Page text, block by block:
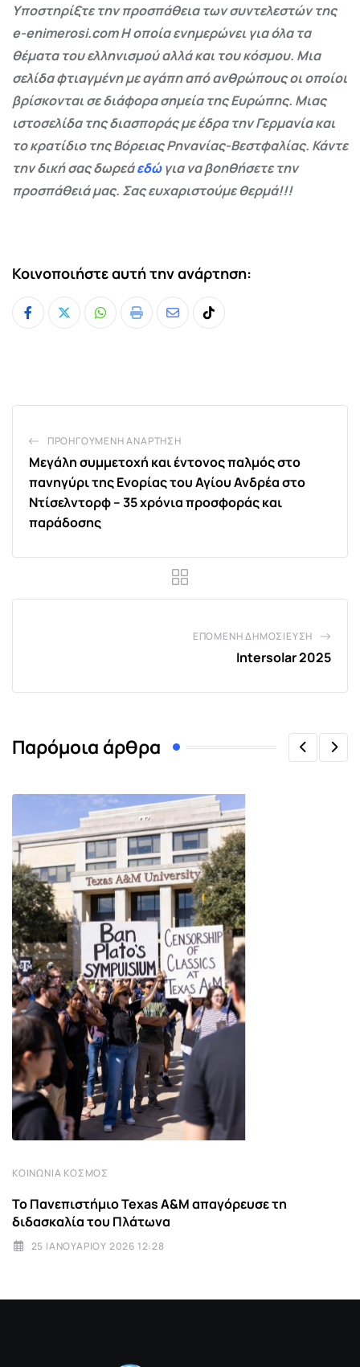
Υποστηρίξτε την προσπάθεια των συντελεστών της
e-enimerosi.com Η οποία ενημερώνει για όλα τα
θέματα του ελληνισμού αλλά και του κόσμου. Μια
σελίδα φτιαγμένη με αγάπη από ανθρώπους οι οποίοι
βρίσκονται σε διάφορα σημεία της Ευρώπης. Μιας
ιστοσελίδα της διασποράς με έδρα την Γερμανία και
το κρατίδιο της Βόρειας Ρηνανίας-Βεστφαλίας. Κάντε
την δική σας δωρεάεδώγια να βοηθήσετε την
προσπάθειά μας. Σας ευχαριστούμε θερμά!!!
Κοινοποιήστε αυτή την ανάρτηση:
Whatsapp
Print
ShareTiktok
ΠΡΟΗΓΟΎΜΕΝΗ ΑΝΆΡΤΗΣΗ
Μεγάλη συμμετοχή και έντονος παλμός στο
πανηγύρι της Ενορίας του Αγίου Ανδρέα στο
Ντίσελντορφ – 35 χρόνια προσφοράς και
παράδοσης
ΕΠΌΜΕΝΗ ΔΗΜΟΣΊΕΥΣΗ
Intersolar 2025
Παρόμοια άρθρα
ΚΟΙΝΩΝΊΑ ΚΌΣΜΟΣ
Το Πανεπιστήμιο Texas A&M απαγόρευσε τη
διδασκαλία του Πλάτωνα
25 ΙΑΝΟΥΑΡΊΟΥ 2026 12:28